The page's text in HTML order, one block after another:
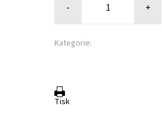
- +
Kategorie:
Tisk